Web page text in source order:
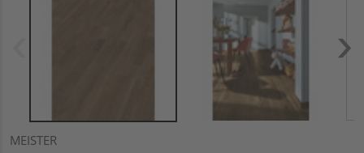
MEISTER